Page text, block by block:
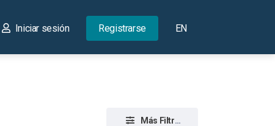
Iniciar sesión Registrarse EN
Más Filtros